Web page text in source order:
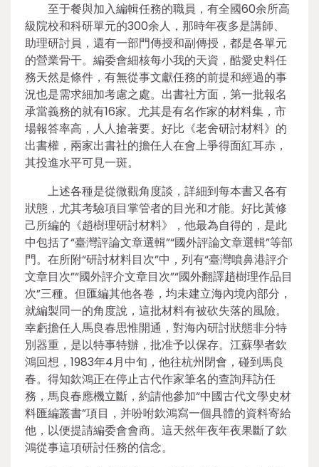
至于餐與加入編輯任務的職員，有全國60余所高
級院校和科研單元的300余人，那時年夜多是講師、
助理研討員，還有一部門傳授和副傳授，都是各單元
的營業骨干。編委會細核每小我的天資，酷愛史料任
務天然是條件，有無從事文獻任務的前提和經過的事
況也是需求細加考慮之處。出書社方面，第一批報名
承當義務的就有16家。尤其是有名作家的材料集，市
場報答率高，人人搶著要。好比《老舍研討材料》的
出書權，兩家出書社的擔任人在會上爭得面紅耳赤，
其投進水平可見一斑。
上述各種是從微觀角度談，詳細到每本書又各有
狀態，尤其考驗項目掌管者的目光和才能。好比黃修
己所編的《趙樹理研討材料》，他最為自得的，是此
中包括了“臺灣評論文章選輯”“國外評論文章選輯”等部
門。在所附“研討材料目次”中，列有“臺灣噴鼻港評介
文章目次”“國外評介文章目次”“國外翻譯趙樹理作品目
次”三種。但匯編其他各卷，均未建立海內境內部分，
就編製同一的角度說，這批材料有被砍失落的風險。
幸虧擔任人馬良春思惟開通，對海內研討狀態非分特
別器重，是以特事特辦，批准予以保存。江蘇學者欽
鴻回想，1983年4月中旬，他往杭州閉會，碰到馬良
春。得知欽鴻正在停止古代作家筆名的查詢拜訪任
務，馬良春應機立斷，約請他參加“中國古代文學史材
料匯編叢書”項目，并吩咐欽鴻寫一個具體的資料寄給
他，以便提請編委會會商。這天然年夜年夜果斷了欽
鴻從事這項研討任務的信念。